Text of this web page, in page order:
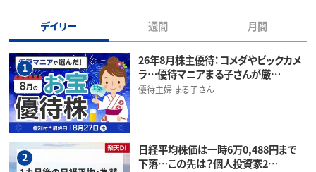
デイリー 週間 月間
1
26年8月株主優待：コメダやビックカメ
ラ…優待マニアまる子さんが厳…
優待主婦 まる子さん
2
日経平均株価は一時6万0,488円まで
下落…この先は？個人投資家2…